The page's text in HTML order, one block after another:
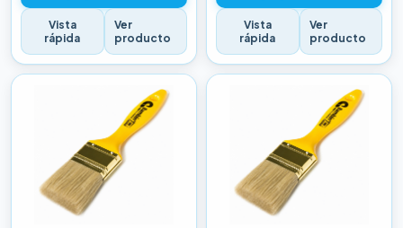
Vista
rápida
Ver
producto
Vista
rápida
Ver
producto